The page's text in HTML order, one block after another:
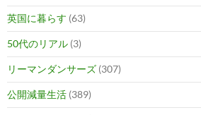
英国に暮らす (63)
50代のリアル (3)
リーマンダンサーズ (307)
公開減量生活 (389)